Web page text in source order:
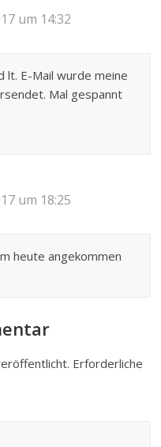
um 14:32
lt. E-Mail wurde meine
Mal gespannt
um 18:25
heute angekommen
Erforderliche